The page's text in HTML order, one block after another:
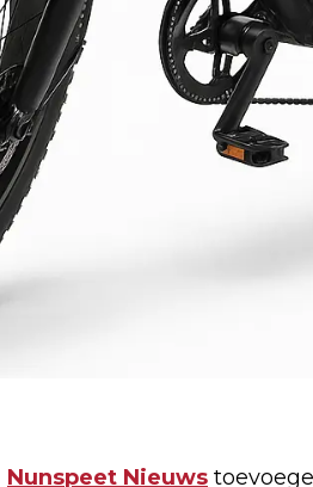
Nunspeet Nieuws